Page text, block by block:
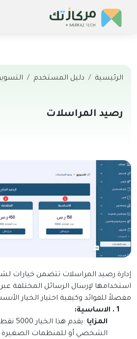
الرئيسية دليل المستخدم
رصيد المراسلات
إدارة رصيد المراسلات تتضمن خيارات
استخدامها لإرسال الرسائل المختلفة
مفصلاً للفوائد وكيفية اختيار الخيار
1 . الاساسية
:
المزايا :
يقدم
الشخصي أو للمنظمات الصغيرة